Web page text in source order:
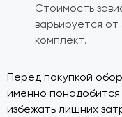
Стоимость
варьируется
комплект.
Перед покупкой
именно
избежать лишних